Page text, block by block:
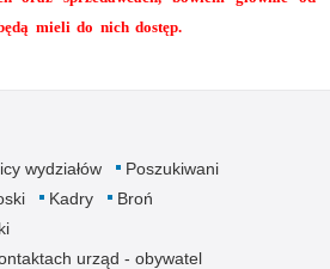
mieli do nich dostęp.
wydziałów
Poszukiwani
Kadry
Broń
urząd - obywatel